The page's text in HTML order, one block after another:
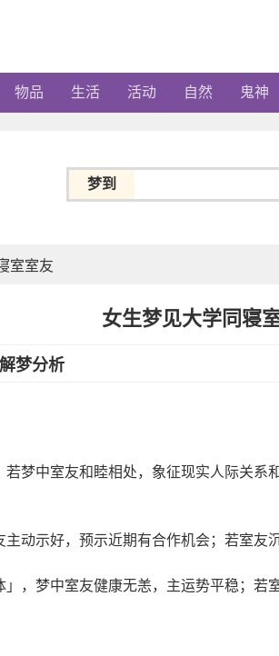
物品 生活 活动 自然 鬼神
梦到
室室友
女生梦见大学同寝
梦分析
若梦中室友和睦相处，象征现实人际关
动示好，预示近期有合作机会；若室友
，梦中室友健康无恙，主运势平稳；若